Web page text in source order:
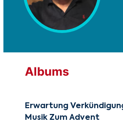
Albums
Erwartung
Musik Zum Advent